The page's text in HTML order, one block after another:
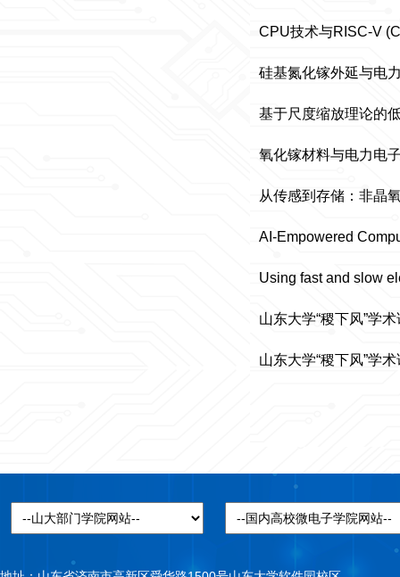
CPU技术与RISC-V
硅基氮化镓外延与电
基于尺度缩放理论的
氧化镓材料与电力电
从传感到存储：非晶
AI-Empowered
Using fast and slow
山东大学“稷下风”学
山东大学“稷下风”学